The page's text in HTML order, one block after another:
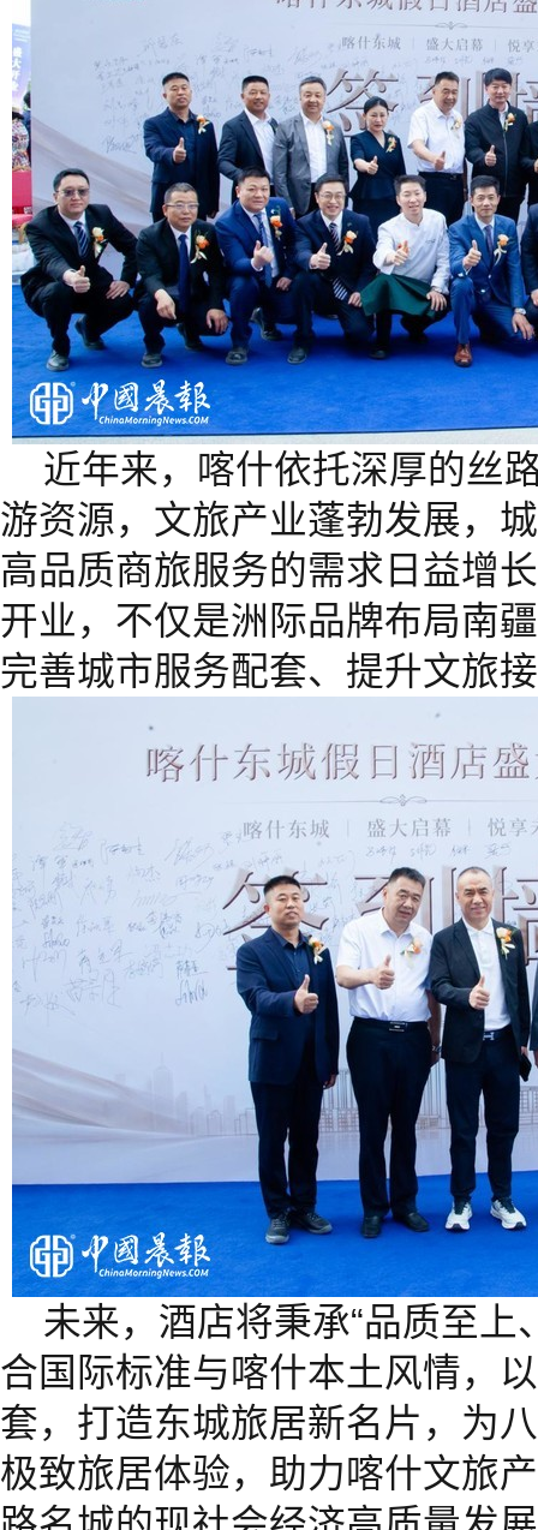
近年来，喀什依托深厚的丝
游资源，文旅产业蓬勃发展，
高品质商旅服务的需求日益增
开业，不仅是洲际品牌布局南
完善城市服务配套、提升文旅
未来，酒店将秉承“品质至上
合国际标准与喀什本土风情，
套，打造东城旅居新名片，为
极致旅居体验，助力喀什文旅